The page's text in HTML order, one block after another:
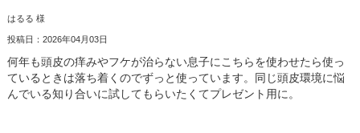
はるる 様
投稿日：2026年04月03日
何年も頭皮の痒みやフケが治らない息子にこちらを使わせたら使っ
ているときは落ち着くのでずっと使っています。同じ頭皮環境に悩
んでいる知り合いに試してもらいたくてプレゼント用に。